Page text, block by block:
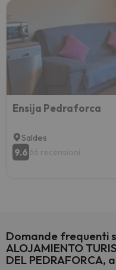
Ensija Pedraforca
Saldes
9.6 66 recensioni
Domande frequenti
ALOJAMIENTO
DEL